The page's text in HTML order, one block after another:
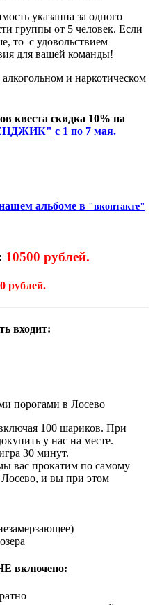
указанна за одного
группы от 5 человек. Если
то с удовольствием
для вашей команды!
и наркотическом
квеста скидка 10% на
с 1 по 7 мая.
альбоме в "вконтакте"
10500 рублей.
рублей.
входит:
порогами в Лосево
100 шариков. При
у нас на месте.
30 минут.
вас прокатим по самому
Лосево, и вы при этом
включено: